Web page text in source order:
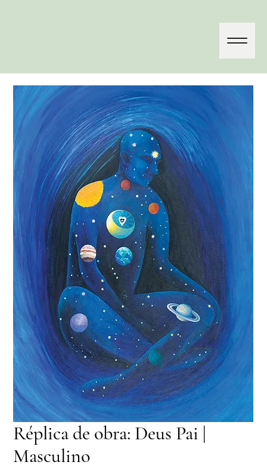
Réplica de obra: Deus Pai |
Masculino